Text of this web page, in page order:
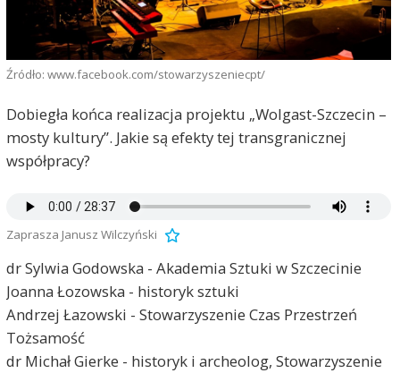
Źródło: www.facebook.com/stowarzyszeniecpt/
Dobiegła końca realizacja projektu „Wolgast-Szczecin –
mosty kultury”. Jakie są efekty tej transgranicznej
współpracy?
Zaprasza Janusz Wilczyński
dr Sylwia Godowska - Akademia Sztuki w Szczecinie
Joanna Łozowska - historyk sztuki
Andrzej Łazowski - Stowarzyszenie Czas Przestrzeń
Tożsamość
dr Michał Gierke - historyk i archeolog, Stowarzyszenie